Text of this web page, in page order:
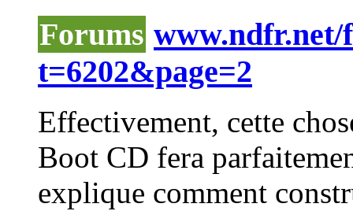
Forums www.ndfr.net/
t=6202&page=2
Effectivement, cette
Boot CD fera
explique comment